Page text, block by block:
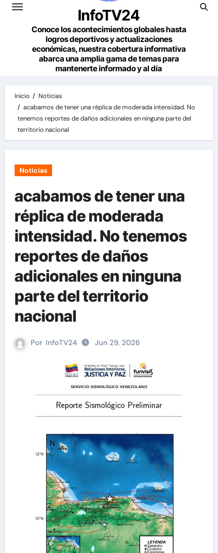
InfoTV24
Conoce los acontecimientos globales hasta
logros deportivos y actualizaciones
económicas, nuestra cobertura informativa
abarca una amplia gama de temas para
mantenerte informado y al día
Inicio
Noticias
acabamos de tener una réplica de moderada intensidad. No
tenemos reportes de daños adicionales en ninguna parte del
territorio nacional
Noticias
acabamos de tener una
réplica de moderada
intensidad. No tenemos
reportes de daños
adicionales en ninguna
parte del territorio
nacional
Por InfoTV24 Jun 29, 2026